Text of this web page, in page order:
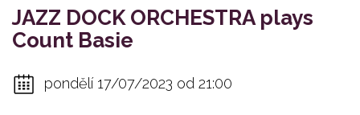
JAZZ DOCK ORCHESTRA plays
Count Basie
pondělí 17/07/2023 od 21:00